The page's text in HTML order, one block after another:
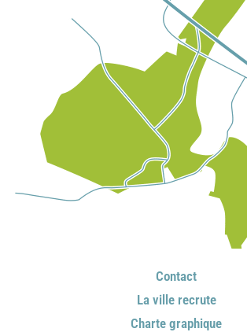
Contact
La ville recrute
Charte graphique